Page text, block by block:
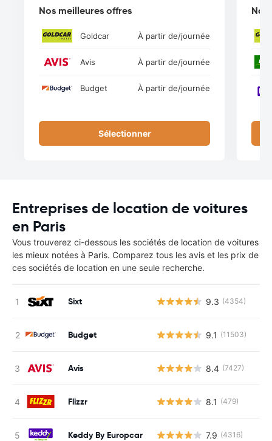
Nos meilleures offres
Goldcar À partir de/journée
Avis À partir de/journée
Budget À partir de/journée
Sélectionner
Nos
Entreprises de location de voitures
en Paris
Vous trouverez ci-dessous les sociétés de location de voitures
les mieux notées à Paris. Comparez tous les avis et les prix de
ces sociétés de location en une seule recherche.
Sixt 9.3 (4354)
Budget 9.1 (11503)
Avis 8.4 (7427)
Flizzr 8.1 (479)
Keddy By Europcar 7.9 (4316)